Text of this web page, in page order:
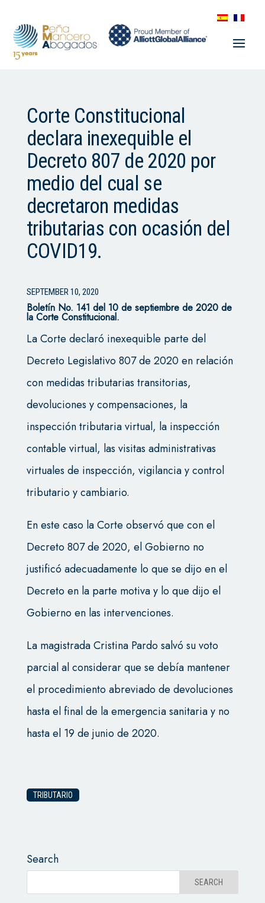
Corte Constitucional
declara inexequible el
Decreto 807 de 2020 por
medio del cual se
decretaron medidas
tributarias con ocasión del
COVID19.
SEPTEMBER 10, 2020
Boletín No. 141 del 10 de septiembre de 2020 de
la Corte Constitucional.
La Corte declaró inexequible parte del
Decreto Legislativo 807 de 2020 en relación
con medidas tributarias transitorias,
devoluciones y compensaciones, la
inspección tributaria virtual, la inspección
contable virtual, las visitas administrativas
virtuales de inspección, vigilancia y control
tributario y cambiario.
En este caso la Corte observó que con el
Decreto 807 de 2020, el Gobierno no
justificó adecuadamente lo que se dijo en el
Decreto en la parte motiva y lo que dijo el
Gobierno en las intervenciones.
La magistrada Cristina Pardo salvó su voto
parcial al considerar que se debía mantener
el procedimiento abreviado de devoluciones
hasta el final de la emergencia sanitaria y no
hasta el 19 de junio de 2020.
TRIBUTARIO
Search